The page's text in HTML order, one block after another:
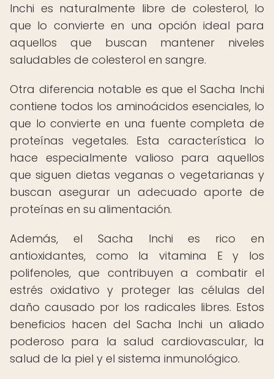
Inchi es naturalmente libre de colesterol, lo
que lo convierte en una opción ideal para
aquellos que buscan mantener niveles
saludables de colesterol en sangre.
Otra diferencia notable es que el Sacha Inchi
contiene todos los aminoácidos esenciales, lo
que lo convierte en una fuente completa de
proteínas vegetales. Esta característica lo
hace especialmente valioso para aquellos
que siguen dietas veganas o vegetarianas y
buscan asegurar un adecuado aporte de
proteínas en su alimentación.
Además, el Sacha Inchi es rico en
antioxidantes, como la vitamina E y los
polifenoles, que contribuyen a combatir el
estrés oxidativo y proteger las células del
daño causado por los radicales libres. Estos
beneficios hacen del Sacha Inchi un aliado
poderoso para la salud cardiovascular, la
salud de la piel y el sistema inmunológico.